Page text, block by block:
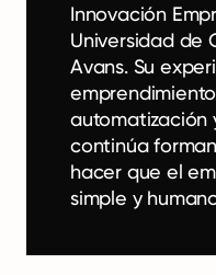
Innovación
Universidad de
Avans. Su
automatización
continúa
hacer que el
simple y